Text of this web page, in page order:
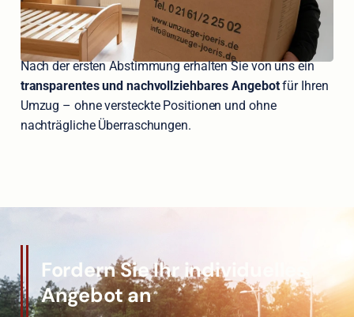
Nach der ersten Abstimmung erhalten Sie von uns ein
transparentes und nachvollziehbares Angebotfür Ihren
Umzug – ohne versteckte Positionen und ohne
nachträgliche Überraschungen.
Fordern Sie Ihr individuelles
Angebot an